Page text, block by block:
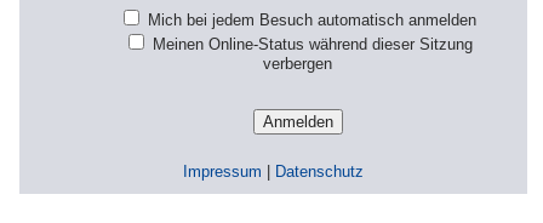
Mich bei jedem Besuch automatisch anmelden
Meinen Online-Status während dieser Sitzung
verbergen
Impressum Datenschutz